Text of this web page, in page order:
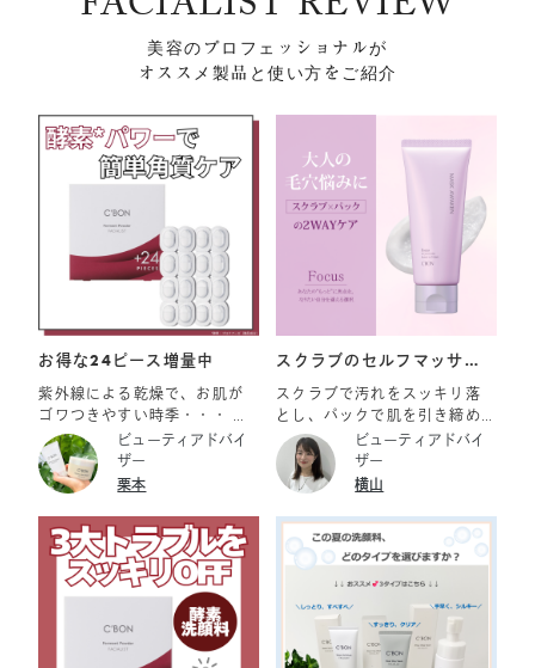
美容のプロフェッショナルが
オススメ製品と使い方をご紹介
お得な24ピース増量中
紫外線による乾燥で、お肌が
ゴワつきやすい時季・・・ フ
ェイシャリスト ファーメント
パウダーaでつるつるなめらか
肌を目指しましょう！ また、
量限定で24ピース増量キャン
ペーンも開催中。 無くなり次
第終了となりますので、お早
めに！ ご紹介アイテム ☑フェ
イシャリスト ファーメントパ
ウダーa＜0.3g×168ピース＋
24ピース＞ ￥32,010
ビューティアドバイ
ザー
栗本
スクラブのセルフマッサー
ジとパックの2つの機能
スクラブで汚れをスッキリ落
とし、パックで肌を引き締め
る 大人の毛穴悩み*にアプロー
チする《シーボン マスクアウ
ェイクン》 （*毛穴悩み：汚れ
とメイクが崩れ、毛穴が目立
ってくることがありません
か？ 実はファンデーションと
皮脂が混ざり合い、毛穴に流
れ込んでしまうことで 起こる
「毛穴落ち」が原因かもしれ
ません… 【毛穴落ちが起きる
ビューティアドバイ
ザー
横山